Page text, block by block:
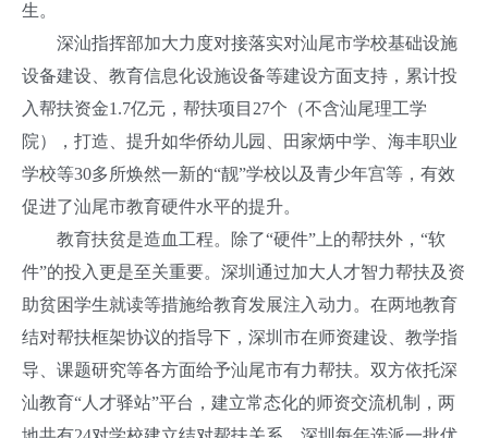
生。
深汕指挥部加大力度对接落实对汕尾市学校基础设施
设备建设、教育信息化设施设备等建设方面支持，累计投
入帮扶资金1.7亿元，帮扶项目27个（不含汕尾理工学
院），打造、提升如华侨幼儿园、田家炳中学、海丰职业
学校等30多所焕然一新的“靓”学校以及青少年宫等，有效
促进了汕尾市教育硬件水平的提升。
教育扶贫是造血工程。除了“硬件”上的帮扶外，“软
件”的投入更是至关重要。深圳通过加大人才智力帮扶及资
助贫困学生就读等措施给教育发展注入动力。在两地教育
结对帮扶框架协议的指导下，深圳市在师资建设、教学指
导、课题研究等各方面给予汕尾市有力帮扶。双方依托深
汕教育“人才驿站”平台，建立常态化的师资交流机制，两